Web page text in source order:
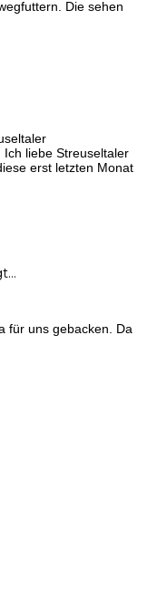
Die sehen
liebe Streuseltaler
erst letzten Monat
für uns gebacken. Da